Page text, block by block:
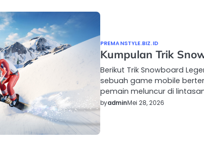
PREMANSTYLE.BIZ.ID
Kumpulan Trik
Berikut Trik Snowboard
sebuah game mobile
pemain meluncur di
byadminMei 28, 2026